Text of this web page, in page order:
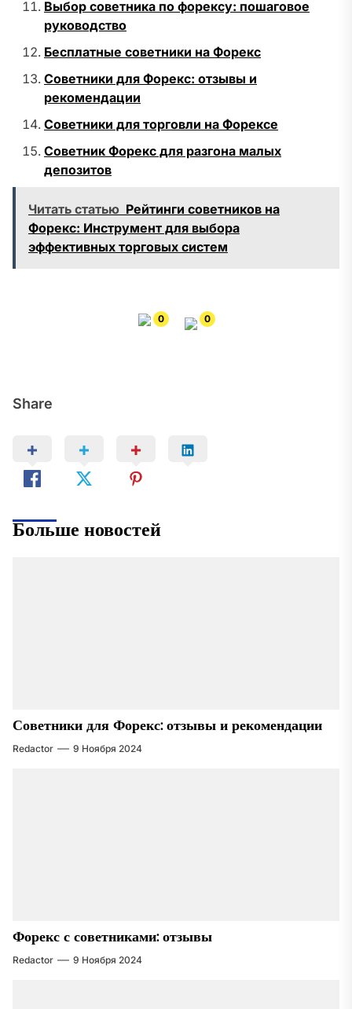
Share
Выбор советника по форексу: пошаговое
руководство
Бесплатные советники на Форекс
Советники для Форекс: отзывы и
рекомендации
Советники для торговли на Форексе
Советник Форекс для разгона малых
депозитов
Читать статью Рейтинги советников на
Форекс: Инструмент для выбора
эффективных торговых систем
0 0
Больше новостей
Советники для Форекс: отзывы и рекомендации
Redactor 9 Ноября 2024
Форекс с советниками: отзывы
Redactor 9 Ноября 2024